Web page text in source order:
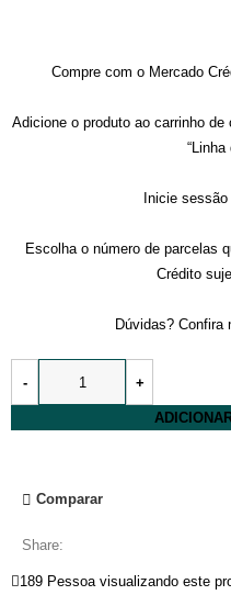
Compre com o Mercado
Adicione o produto ao carrinho
“Linha
Inicie
Escolha o número de parcelas
Crédito
Dúvidas? Confira
Comparar
Share:
189 Pessoa visualizando este